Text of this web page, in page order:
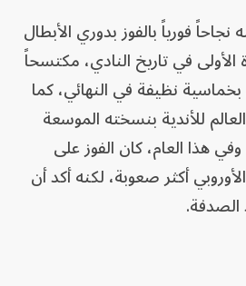
فورياً بالفوز بدوري الأبطال
25 للمرة الأولى في تاريخ النادي، مكتسحاً
بخماسية نظيفة في النهائي، كما
للأندية بنسخته الموسعة
هذا العام، كان الفوز على
أكثر صعوبة، لكنه أكد أن